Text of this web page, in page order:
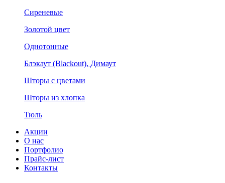
Сиреневые
Золотой цвет
Однотонные
Блэкаут (Blackout), Димаут
Шторы с цветами
Шторы из хлопка
Тюль
Акции
О нас
Портфолио
Прайс-лист
Контакты